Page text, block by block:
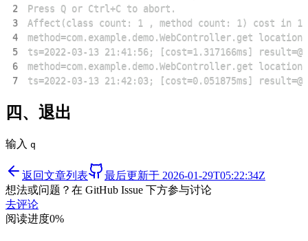
2
3
4
5
6
7
ts=2022-03-13 21:42:03; [cost=0.051875ms]
四、退出
输入 q
返回文章列表 最后更新于 2026-01-29T05:22:34Z
想法或问题？在 GitHub Issue 下方参与讨论
去评论
阅读进度0%